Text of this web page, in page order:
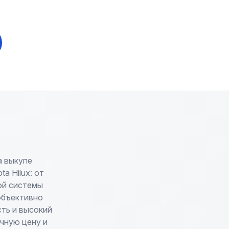
выкупе
Hilux: от
системы
и высокий
цену и